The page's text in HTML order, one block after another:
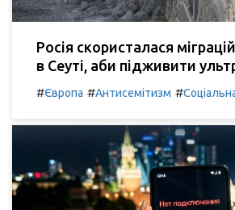
Росія скористалася
в Сеуті, аби підживити
#Європа #Антисемітизм #